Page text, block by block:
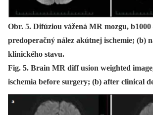
Obr. 5. Difúziou vážená MR mozgu, b1000
predoperačný nález akútnej ischemie; (b)
klinického stavu.
Fig. 5. Brain MR diff usion weighted
ischemia before surgery; (b) after clinical